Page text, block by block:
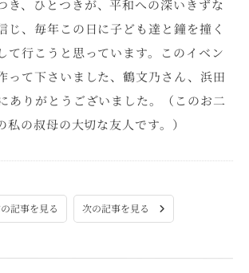
き、ひとつきが、平和への深いきずな
じ、毎年この日に子ども達と鐘を撞く
て行こうと思っています。このイベン
って下さいました、鶴文乃さん、浜田
ありがとうございました。（このお二
私の叔母の大切な友人です。）
記事を見る 次の記事を見る